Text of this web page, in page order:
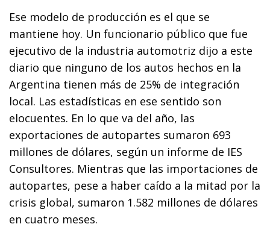
Ese modelo de producción es el que se
mantiene hoy. Un funcionario público que fue
ejecutivo de la industria automotriz dijo a este
diario que ninguno de los autos hechos en la
Argentina tienen más de 25% de integración
local. Las estadísticas en ese sentido son
elocuentes. En lo que va del año, las
exportaciones de autopartes sumaron 693
millones de dólares, según un informe de IES
Consultores. Mientras que las importaciones de
autopartes, pese a haber caído a la mitad por la
crisis global, sumaron 1.582 millones de dólares
en cuatro meses.